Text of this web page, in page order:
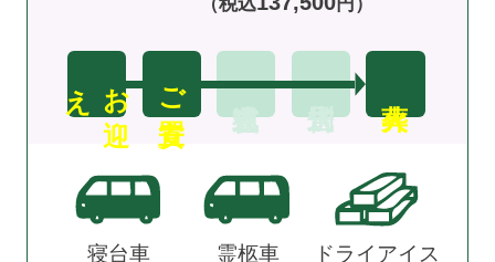
お
迎
え ご安置
寝台車 霊柩車 ドライアイス